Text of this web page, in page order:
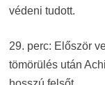
védeni tudott.
29. perc: Először
tömörülés után